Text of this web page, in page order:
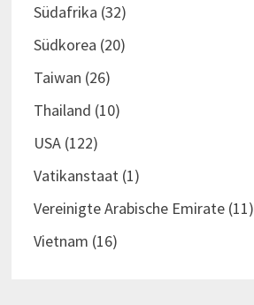
Südafrika (32)
Südkorea (20)
Taiwan (26)
Thailand (10)
USA(122)
Vatikanstaat(1)
Vereinigte Arabische Emirate(11)
Vietnam (16)